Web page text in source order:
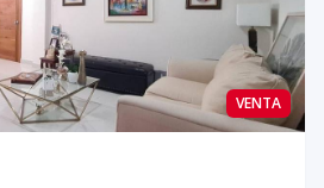
VENTA